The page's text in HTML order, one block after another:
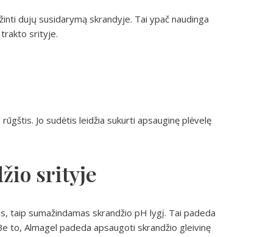
dujų susidarymą skrandyje. Tai ypač naudinga
trakto srityje.
Jo sudėtis leidžia sukurti apsauginę plėvelę
srityje
taip sumažindamas skrandžio pH lygį. Tai padeda
to, Almagel padeda apsaugoti skrandžio gleivinę